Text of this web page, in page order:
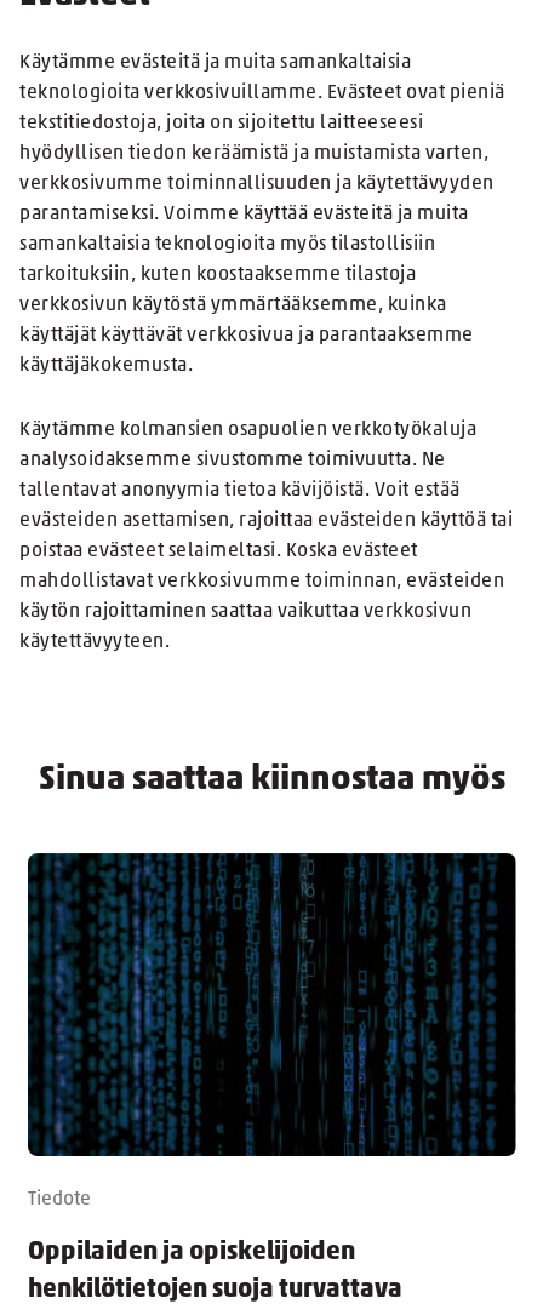
Käytämme evästeitä ja muita samankaltaisia
teknologioita verkkosivuillamme. Evästeet ovat pieniä
tekstitiedostoja, joita on sijoitettu laitteeseesi
hyödyllisen tiedon keräämistä ja muistamista varten,
verkkosivumme toiminnallisuuden ja käytettävyyden
parantamiseksi. Voimme käyttää evästeitä ja muita
samankaltaisia teknologioita myös tilastollisiin
tarkoituksiin, kuten koostaaksemme tilastoja
verkkosivun käytöstä ymmärtääksemme, kuinka
käyttäjät käyttävät verkkosivua ja parantaaksemme
käyttäjäkokemusta.
Käytämme kolmansien osapuolien verkkotyökaluja
analysoidaksemme sivustomme toimivuutta. Ne
tallentavat anonyymia tietoa kävijöistä. Voit estää
evästeiden asettamisen, rajoittaa evästeiden käyttöä tai
poistaa evästeet selaimeltasi. Koska evästeet
mahdollistavat verkkosivumme toiminnan, evästeiden
käytön rajoittaminen saattaa vaikuttaa verkkosivun
käytettävyyteen.
Sinua saattaa kiinnostaa myös
Tiedote
Oppilaiden ja opiskelijoiden
henkilötietojen suoja turvattava